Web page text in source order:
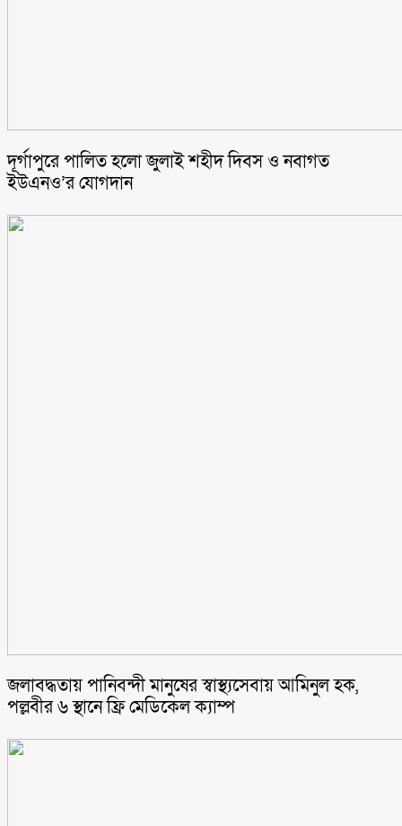
‎দূর্গাপুরে পালিত হলো জুলাই শহীদ দিবস ও নবাগত
ইউএনও’র যোগদান ‎
জলাবদ্ধতায় পানিবন্দী মানুষের স্বাস্থ্যসেবায় আমিনুল হক,
পল্লবীর ৬ স্থানে ফ্রি মেডিকেল ক্যাম্প